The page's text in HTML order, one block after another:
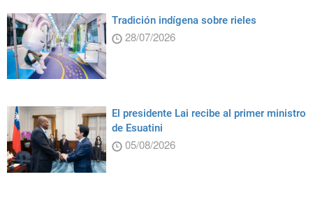
Tradición indígena sobre rieles
28/07/2026
El presidente Lai recibe al primer ministro
de Esuatini
05/08/2026